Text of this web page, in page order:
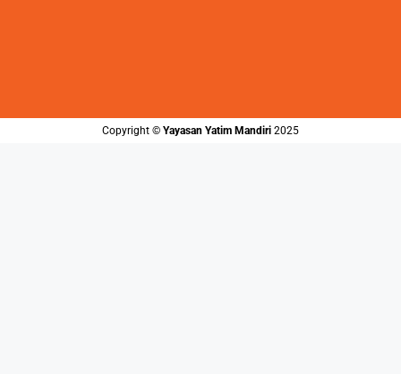
Copyright ©️ Yayasan Yatim Mandiri 2025